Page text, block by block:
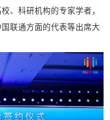
、科研机构的专家学者，
联通方面的代表等出席大